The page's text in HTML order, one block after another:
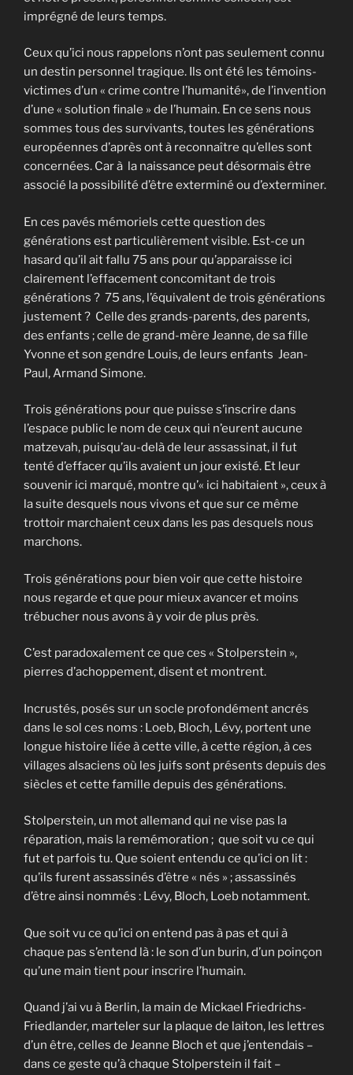
imprégné de leurs temps.
Ceux qu’ici nous rappelons n’ont pas seulement connu
un destin personnel tragique. Ils ont été les témoins-
victimes d’un « crime contre l’humanité», de l’invention
d’une « solution finale » de l’humain. En ce sens nous
sommes tous des survivants, toutes les générations
européennes d’après ont à reconnaître qu’elles sont
concernées. Car à la naissance peut désormais être
associé la possibilité d’être exterminé ou d’exterminer.
En ces pavés mémoriels cette question des
générations est particulièrement visible. Est-ce un
hasard qu’il ait fallu 75 ans pour qu’apparaisse ici
clairement l’effacement concomitant de trois
générations ? 75 ans, l’équivalent de trois générations
justement ? Celle des grands-parents, des parents,
des enfants ; celle de grand-mère Jeanne, de sa fille
Yvonne et son gendre Louis, de leurs enfants Jean-
Paul, Armand Simone.
Trois générations pour que puisse s’inscrire dans
l’espace public le nom de ceux qui n’eurent aucune
matzevah, puisqu’au-delà de leur assassinat, il fut
tenté d’effacer qu’ils avaient un jour existé. Et leur
souvenir ici marqué, montre qu’« ici habitaient », ceux à
la suite desquels nous vivons et que sur ce même
trottoir marchaient ceux dans les pas desquels nous
marchons.
Trois générations pour bien voir que cette histoire
nous regarde et que pour mieux avancer et moins
trébucher nous avons à y voir de plus près.
C’est paradoxalement ce que ces « Stolperstein »,
pierres d’achoppement, disent et montrent.
Incrustés, posés sur un socle profondément ancrés
dans le sol ces noms : Loeb, Bloch, Lévy, portent une
longue histoire liée à cette ville, à cette région, à ces
villages alsaciens où les juifs sont présents depuis des
siècles et cette famille depuis des générations.
Stolperstein, un mot allemand qui ne vise pas la
réparation, mais la remémoration ; que soit vu ce qui
fut et parfois tu. Que soient entendu ce qu’ici on lit :
qu’ils furent assassinés d’être « nés » ; assassinés
d’être ainsi nommés : Lévy, Bloch, Loeb notamment.
Que soit vu ce qu’ici on entend pas à pas et qui à
chaque pas s’entend là : le son d’un burin, d’un poinçon
qu’une main tient pour inscrire l’humain.
Quand j’ai vu à Berlin, la main de Mickael Friedrichs-
Friedlander, marteler sur la plaque de laiton, les lettres
d’un être, celles de Jeanne Bloch et que j’entendais –
dans ce geste qu’à chaque Stolperstein il fait –